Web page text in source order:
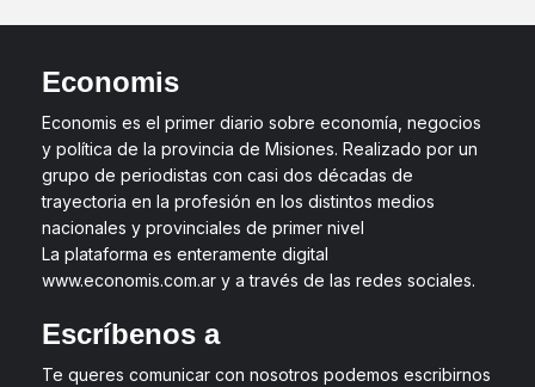
Economis
Economis es el primer diario sobre economía, negocios
y política de la provincia de Misiones. Realizado por un
grupo de periodistas con casi dos décadas de
trayectoria en la profesión en los distintos medios
nacionales y provinciales de primer nivel
La plataforma es enteramente digital
www.economis.com.ar y a través de las redes sociales.
Escríbenos a
Te queres comunicar con nosotros podemos escribirnos